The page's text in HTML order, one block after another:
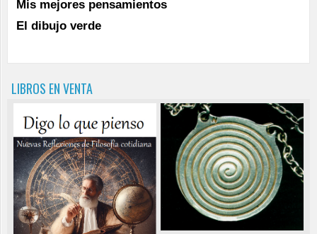
Mis mejores pensamientos
El dibujo verde
LIBROS EN VENTA